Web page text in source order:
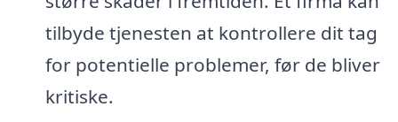
tilbyde tjenesten at kontrollere dit tag
for potentielle problemer, før de bliver
kritiske.